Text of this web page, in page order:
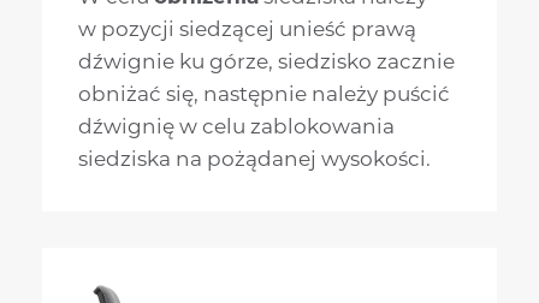
w pozycji siedzącej unieść prawą
dźwignie ku górze, siedzisko zacznie
obniżać się, następnie należy puścić
dźwignię w celu zablokowania
siedziska na pożądanej wysokości.